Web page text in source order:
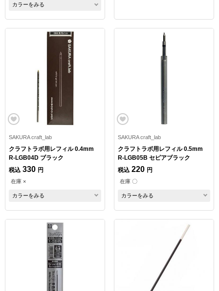
カラーをみる
SAKURA craft_lab
クラフトラボ用レフィル 0.4mm
R-LGB04D ブラック
税込 330 円
在庫 ×
カラーをみる
SAKURA craft_lab
クラフトラボ用レフィル 0.5mm
R-LGB05B セピアブラック
税込 220 円
在庫 〇
カラーをみる